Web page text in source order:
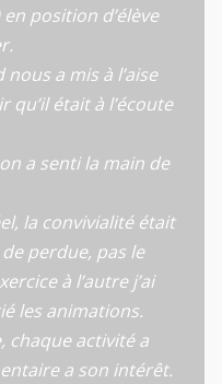
position d’élève
a mis à l’aise
était à l’écoute
a senti la main de
la convivialité était
perdue, pas le
à l’autre j’ai
les animations.
chaque activité a
a son intérêt.